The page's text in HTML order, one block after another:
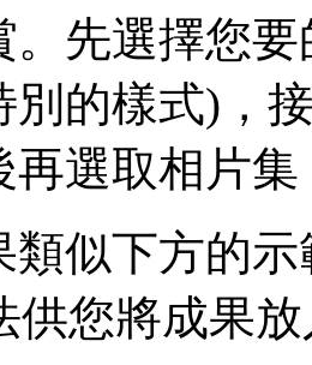
。先選擇您
別的樣式)，
再選取相片集
類似下方的
供您將成果